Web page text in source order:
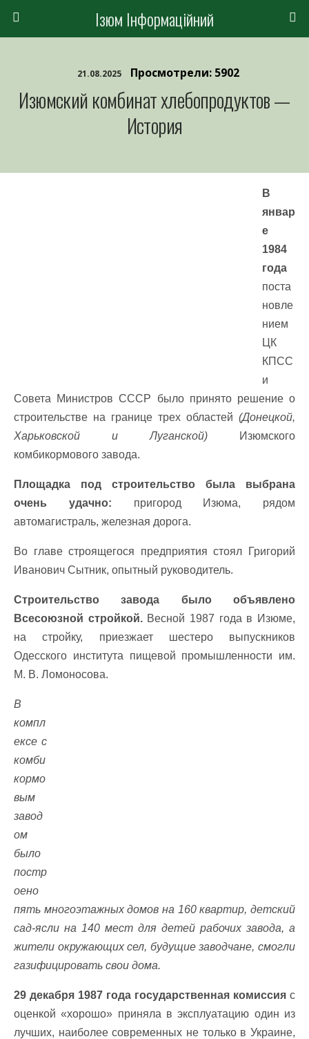
Ізюм Інформаційний
21.08.2025 Просмотрели: 5902
Изюмский комбинат хлебопродуктов —
История
В
январ
е
1984
года
поста
новле
нием
ЦК
КПСС
и
Совета Министров СССР было принято решение о
строительстве на границе трех областей (Донецкой,
Харьковской и Луганской) Изюмского
комбикормового завода.
Площадка под строительство была выбрана
очень удачно: пригород Изюма, рядом
автомагистраль, железная дорога.
Во главе строящегося предприятия стоял Григорий
Иванович Сытник, опытный руководитель.
Строительство завода было объявлено
Всесоюзной стройкой. Весной 1987 года в Изюме,
на стройку, приезжает шестеро выпускников
Одесского института пищевой промышленности им.
М. В. Ломоносова.
В
компл
ексе с
комби
кормо
вым
завод
ом
было
постр
оено
пять многоэтажных домов на 160 квартир, детский
сад-ясли на 140 мест для детей рабочих завода, а
жители окружающих сел, будущие заводчане, смогли
газифицировать свои дома.
29 декабря 1987 года государственная комиссия с
оценкой «хорошо» приняла в эксплуатацию один из
лучших, наиболее современных не только в Украине,